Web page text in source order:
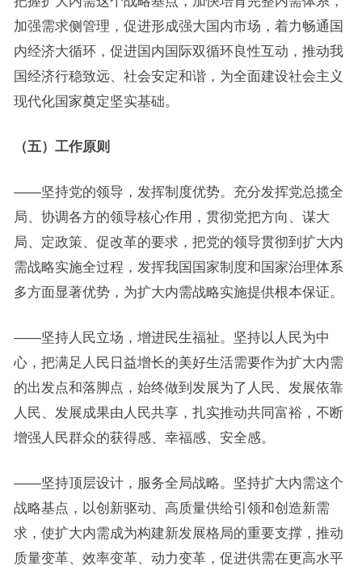
加强需求侧管理，促进形成强大国内市场，着力畅通国
内经济大循环，促进国内国际双循环良性互动，推动我
国经济行稳致远、社会安定和谐，为全面建设社会主义
现代化国家奠定坚实基础。
（五）工作原则
——坚持党的领导，发挥制度优势。充分发挥党总揽全
局、协调各方的领导核心作用，贯彻党把方向、谋大
局、定政策、促改革的要求，把党的领导贯彻到扩大内
需战略实施全过程，发挥我国国家制度和国家治理体系
多方面显著优势，为扩大内需战略实施提供根本保证。
——坚持人民立场，增进民生福祉。坚持以人民为中
心，把满足人民日益增长的美好生活需要作为扩大内需
的出发点和落脚点，始终做到发展为了人民、发展依靠
人民、发展成果由人民共享，扎实推动共同富裕，不断
增强人民群众的获得感、幸福感、安全感。
——坚持顶层设计，服务全局战略。坚持扩大内需这个
战略基点，以创新驱动、高质量供给引领和创造新需
求，使扩大内需成为构建新发展格局的重要支撑，推动
质量变革、效率变革、动力变革，促进供需在更高水平